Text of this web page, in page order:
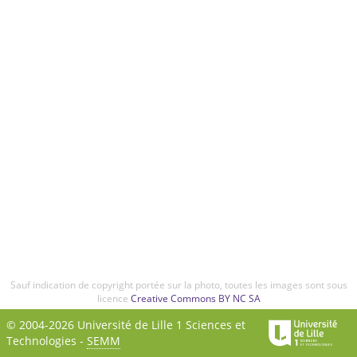
Sauf indication de copyright portée sur la photo, toutes les images sont sous
licence Creative Commons BY NC SA
© 2004-2026 Université de Lille 1 Sciences et
Technologies - SEMM